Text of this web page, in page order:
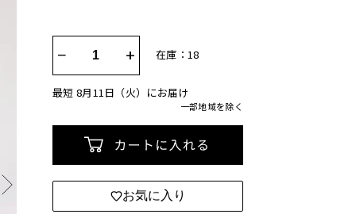
− + 在庫：18
最短 8月11日（火）にお届け
一部地域を除く
お気に入り